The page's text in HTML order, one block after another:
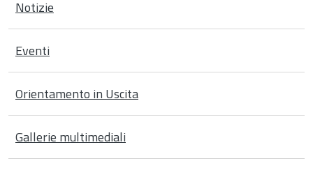
Notizie
Eventi
Orientamento in Uscita
Gallerie multimediali